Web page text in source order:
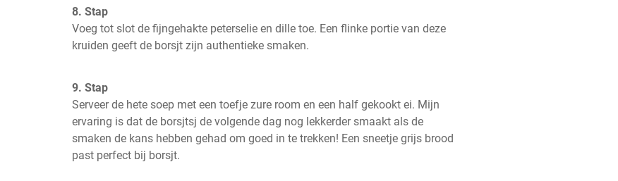
8. Stap
Voeg tot slot de fijngehakte peterselie en dille toe. Een flinke portie van deze
kruiden geeft de borsjt zijn authentieke smaken.
9. Stap
Serveer de hete soep met een toefje zure room en een half gekookt ei. Mijn
ervaring is dat de borsjtsj de volgende dag nog lekkerder smaakt als de
smaken de kans hebben gehad om goed in te trekken! Een sneetje grijs brood
past perfect bij borsjt.